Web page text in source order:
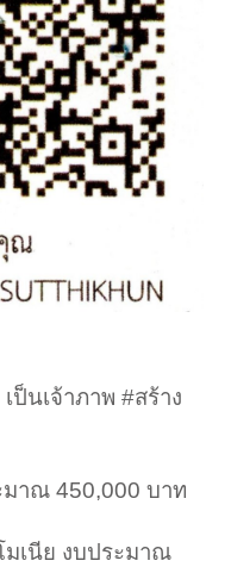
ป็นเจ้าภาพ #สร้าง
มาณ 450,000 บาท
มเนีย งบประมาณ